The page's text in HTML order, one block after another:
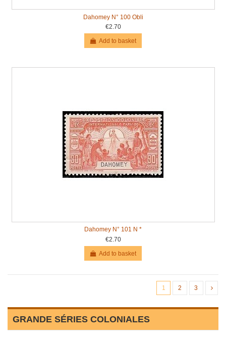
Dahomey N° 100 Obli
€2.70
Add to basket
Dahomey N° 101 N *
€2.70
Add to basket
1 2 3
GRANDE SÉRIES COLONIALES